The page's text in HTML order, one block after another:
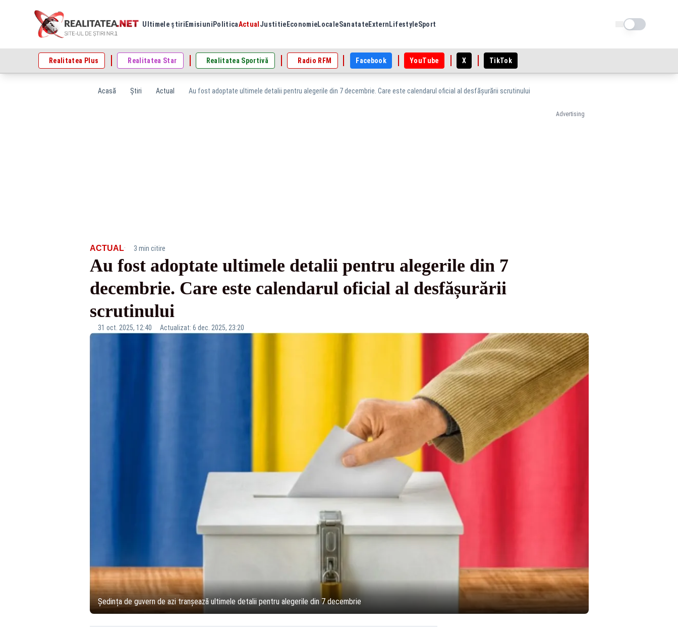
Ultimele știri Emisiuni PoliticaActual Justitie EconomieLocaleSanatateExtern LifestyleSport Schimba tema
Realitatea Plus Realitatea Star Realitatea Sportivă Radio RFM Facebook YouTube X TikTok
Acasă Știri Actual Au fost adoptate ultimele detalii pentru alegerile din 7 decembrie. Care este calendarul oficial al desfășurării scrutinului
Advertising
ACTUAL· 3 min citire
Au fost adoptate ultimele detalii pentru alegerile din 7
decembrie. Care este calendarul oficial al desfășurării
scrutinului
31 oct. 2025, 12:40 Actualizat: 6 dec. 2025, 23:20
Ședința de guvern de azi tranșează ultimele detalii pentru alegerile din 7 decembrie